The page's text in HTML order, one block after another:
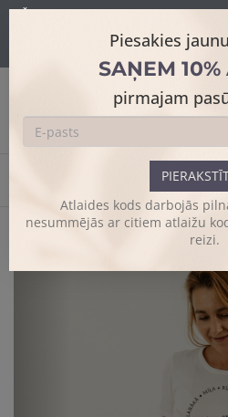
Piesakies
SAŅEM
pirmajam
Atlaides kods darbojās
nesummējās ar citiem atlaižu
reizi.
Personalizēti krekli
papildus funkciju piedāvājumam.